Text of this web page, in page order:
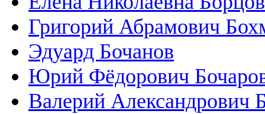
Григорий Абрамович
Эдуард Бочанов
Юрий Фёдорович
Валерий Александрович